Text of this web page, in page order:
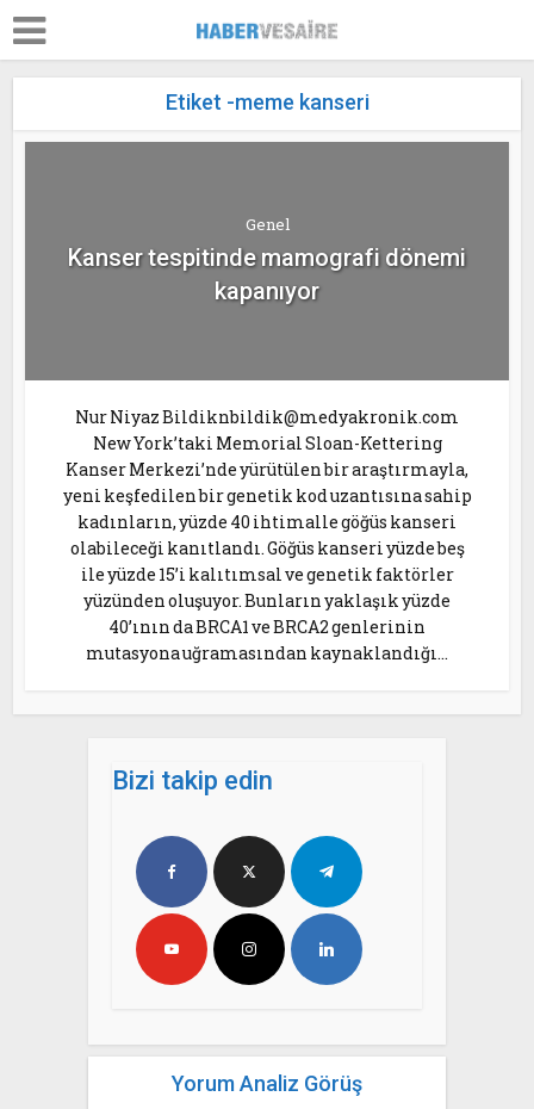
Etiket -meme kanseri
Genel
Kanser tespitinde mamografi dönemi
kapanıyor
Nur Niyaz Bildiknbildik@medyakronik.com
New York’taki Memorial Sloan-Kettering
Kanser Merkezi’nde yürütülen bir araştırmayla,
yeni keşfedilen bir genetik kod uzantısına sahip
kadınların, yüzde 40 ihtimalle göğüs kanseri
olabileceği kanıtlandı. Göğüs kanseri yüzde beş
ile yüzde 15’i kalıtımsal ve genetik faktörler
yüzünden oluşuyor. Bunların yaklaşık yüzde
40’ının da BRCA1 ve BRCA2 genlerinin
mutasyona uğramasından kaynaklandığı...
Bizi takip edin
Yorum Analiz Görüş